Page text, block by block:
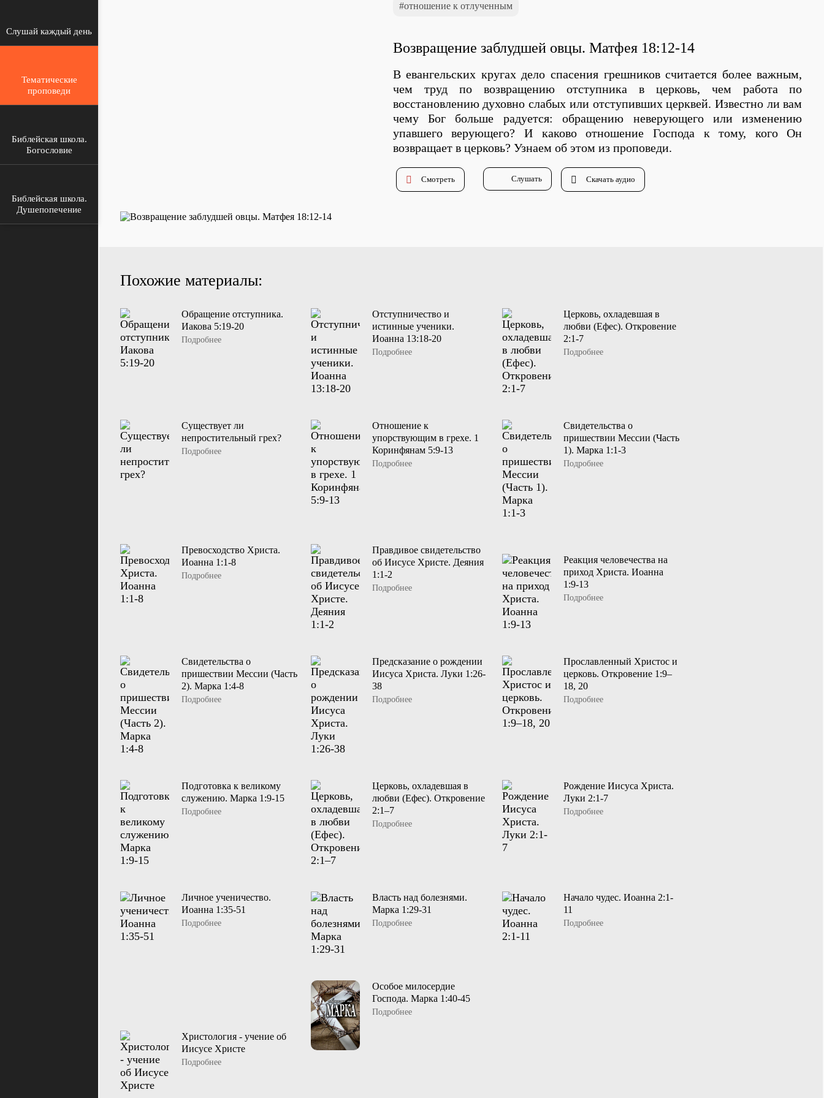
Слушай каждый день
Тематические
проповеди
Библейская школа.
Богословие
Библейская школа.
Душепопечение
отношение к отлученным
Возвращение заблудшей овцы. Матфея 18:12-14
В евангельских кругах дело спасения грешников считается более важным,
чем труд по возвращению отступника в церковь, чем работа по
восстановлению духовно слабых или отступивших церквей. Известно ли вам
чему Бог больше радуется: обращению неверующего или изменению
упавшего верующего? И каково отношение Господа к тому, кого Он
возвращает в церковь? Узнаем об этом из проповеди.
Смотреть Слушать Скачать аудио
Похожие материалы:
Обращение отступника.
Иакова 5:19-20
Подробнее
Отступничество и
истинные ученики.
Иоанна 13:18-20
Подробнее
Церковь, охладевшая в
любви (Ефес). Откровение
2:1-7
Подробнее
Существует ли
непростительный грех?
Подробнее
Отношение к
упорствующим в грехе. 1
Коринфянам 5:9-13
Подробнее
Свидетельства о
пришествии Мессии (Часть
1). Марка 1:1-3
Подробнее
Превосходство Христа.
Иоанна 1:1-8
Подробнее
Правдивое свидетельство
об Иисусе Христе. Деяния
1:1-2
Подробнее
Реакция человечества на
приход Христа. Иоанна
1:9-13
Подробнее
Свидетельства о
пришествии Мессии (Часть
2). Марка 1:4-8
Подробнее
Предсказание о рождении
Иисуса Христа. Луки 1:26-
38
Подробнее
Прославленный Христос и
церковь. Откровение 1:9–
18, 20
Подробнее
Подготовка к великому
служению. Марка 1:9-15
Подробнее
Церковь, охладевшая в
любви (Ефес). Откровение
2:1–7
Подробнее
Рождение Иисуса Христа.
Луки 2:1-7
Подробнее
Личное ученичество.
Иоанна 1:35-51
Подробнее
Власть над болезнями.
Марка 1:29-31
Подробнее
Начало чудес. Иоанна 2:1-
11
Подробнее
Христология - учение об
Иисусе Христе
Подробнее
Особое милосердие
Господа. Марка 1:40-45
Подробнее